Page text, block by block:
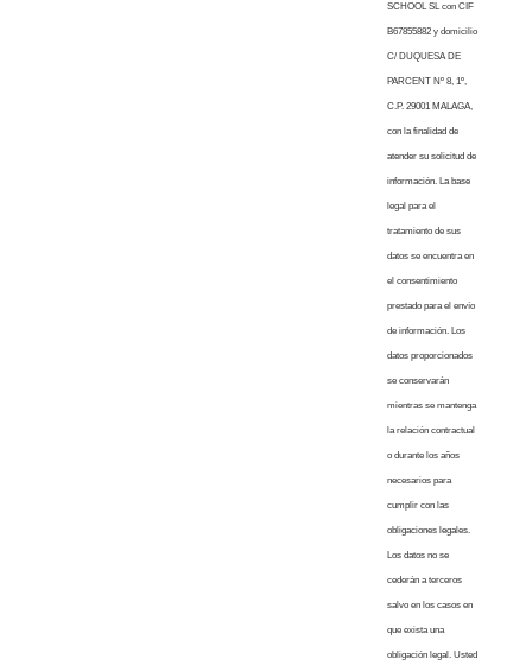
SCHOOL SL con CIF
B67855882 y domicilio
C/ DUQUESA DE
PARCENT Nº 8, 1º,
C.P. 29001 MALAGA,
con la finalidad de
atender su solicitud de
información. La base
legal para el
tratamiento de sus
datos se encuentra en
el consentimiento
prestado para el envío
de información. Los
datos proporcionados
se conservarán
mientras se mantenga
la relación contractual
o durante los años
necesarios para
cumplir con las
obligaciones legales.
Los datos no se
cederán a terceros
salvo en los casos en
que exista una
obligación legal. Usted